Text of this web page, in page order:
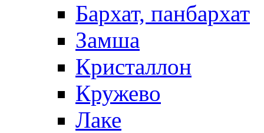
Бархат, панбархат
Замша
Кристаллон
Кружево
Лаке